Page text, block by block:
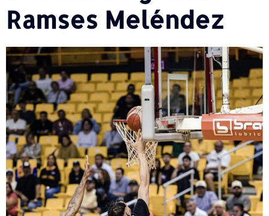
Ramses Meléndez